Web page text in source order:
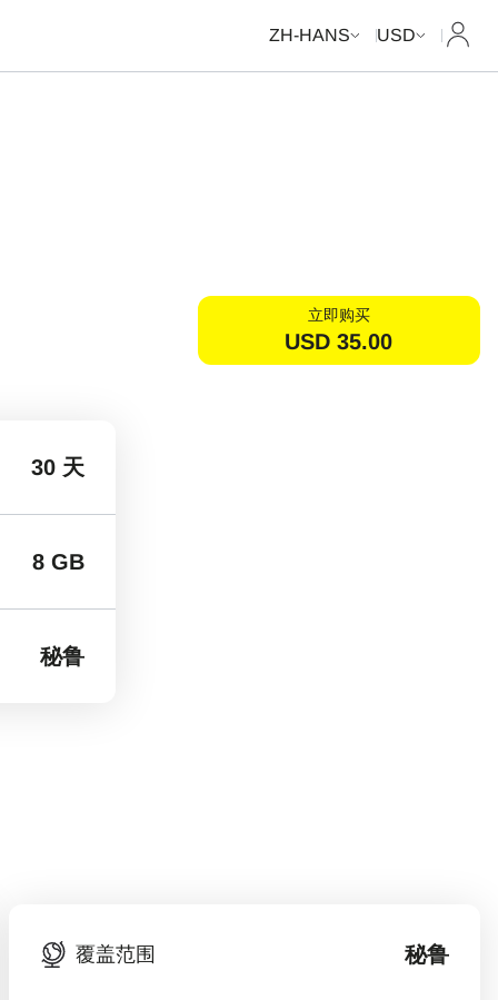
ZH-HANS USD 我的
立即购买
USD 35.00
30 天
8 GB
秘鲁
覆盖范围 秘鲁